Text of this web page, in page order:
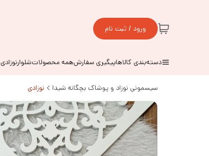
ورود / ثبت نام
دسته‌بندی کالاهاپیگیری سفارشهمه محصولاتشلوارنوزادی
سیسمونی نوزاد و پوشاک بچگانه شیدا نوزادی